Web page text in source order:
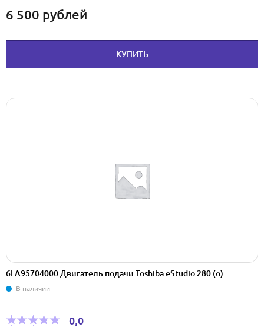
6 500 рублей
КУПИТЬ
6LA95704000 Двигатель подачи Toshiba eStudio 280 (o)
В наличии
0,0